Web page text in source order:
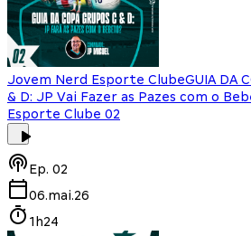
Jovem Nerd Esporte ClubeGUIA DA
& D: JP Vai Fazer as Pazes com o
Esporte Clube 02
Ep. 02
06.mai.26
1h24